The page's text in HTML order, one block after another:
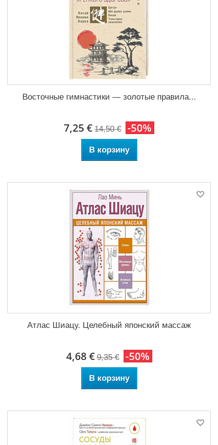
Восточные гимнастики — золотые правила...
7,25 € 14,50 € -50%
В корзину
Атлас Шиацу. Целебный японский массаж
4,68 € 9,35 € -50%
В корзину